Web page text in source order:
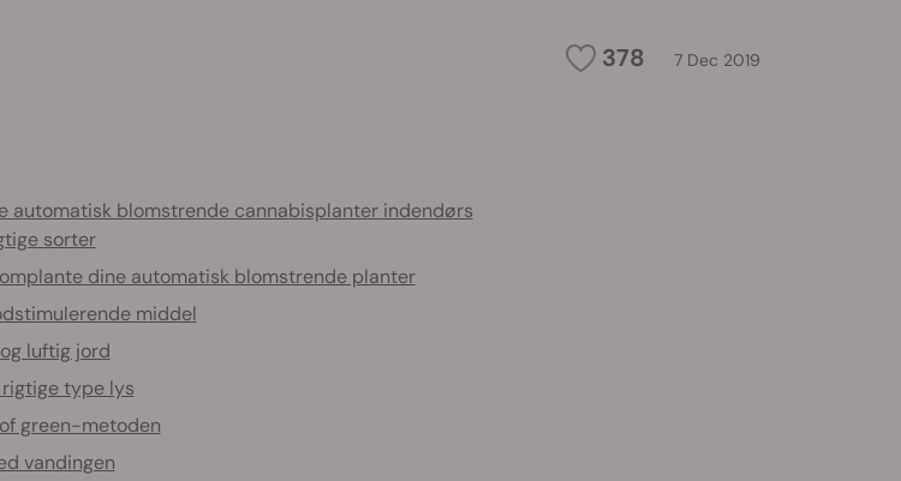
378 7 Dec 2019
automatisk blomstrende cannabisplanter indendørs
sorter
dine automatisk blomstrende planter
middel
luftig jord
rigtige type lys
green-metoden
vandingen